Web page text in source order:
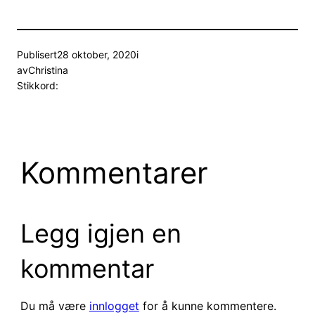
Publisert28 oktober, 2020i
avChristina
Stikkord:
Kommentarer
Legg igjen en
kommentar
Du må være innlogget for å kunne kommentere.